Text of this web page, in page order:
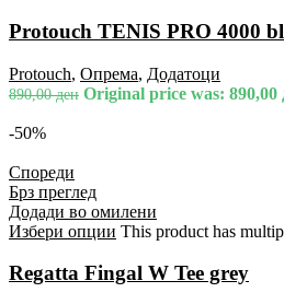
Protouch TENIS PRO 4000
Protouch, Опрема, Додатоци
890,00ден Original price was: 890,00
-50%
Спореди
Брз преглед
Додади во омилени
Избери опции This product has
Regatta Fingal W Tee grey